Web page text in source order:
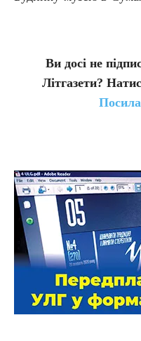
Ви досі не
Літгазети?